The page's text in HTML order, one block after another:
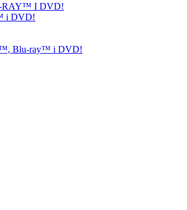
RAY™ I DVD!
i DVD!
Blu-ray™ i DVD!